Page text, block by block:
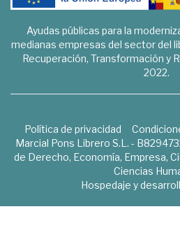
Ayudas públicas para la
medianas empresas del sector del
Recuperación, Transformación y
2022.
Política de privacidad
Marcial Pons Librero S.L. -
de Derecho, Economía, Empresa,
Ciencias
Hospedaje y